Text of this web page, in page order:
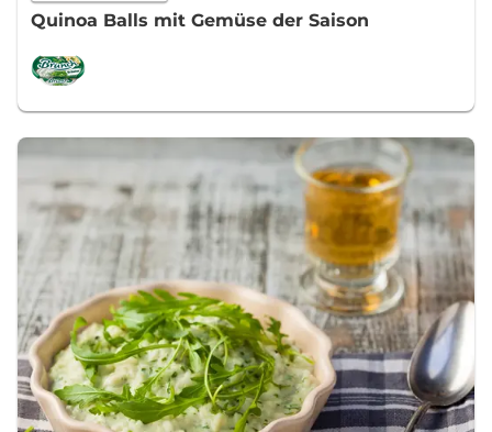
Quinoa Balls mit Gemüse der Saison